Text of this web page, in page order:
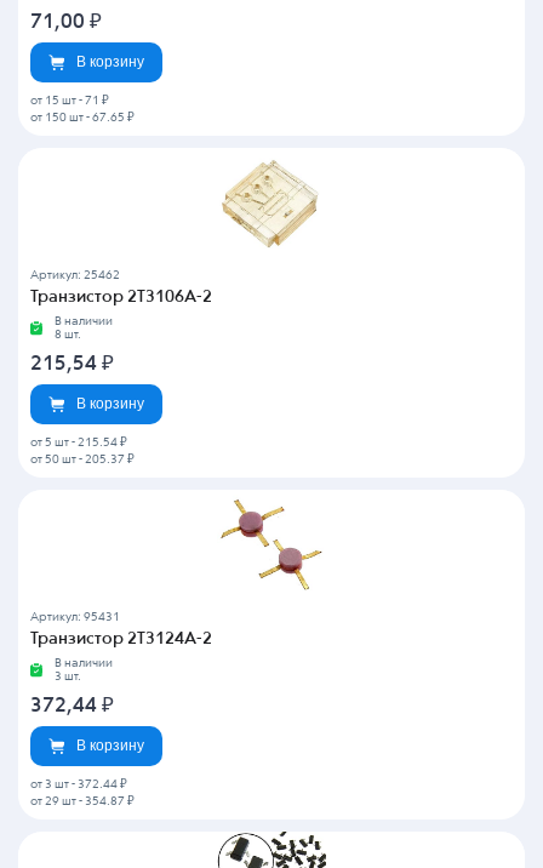
71,00 ₽
В корзину
от 15 шт - 71 ₽
от 150 шт - 67.65 ₽
Артикул: 25462
Транзистор 2Т3106А-2
В наличии
8 шт.
215,54 ₽
В корзину
от 5 шт - 215.54 ₽
от 50 шт - 205.37 ₽
Артикул: 95431
Транзистор 2Т3124А-2
В наличии
3 шт.
372,44 ₽
В корзину
от 3 шт - 372.44 ₽
от 29 шт - 354.87 ₽